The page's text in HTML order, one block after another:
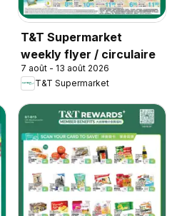
T&T Supermarket
weekly flyer / circulaire
7 août - 13 août 2026
T&T Supermarket